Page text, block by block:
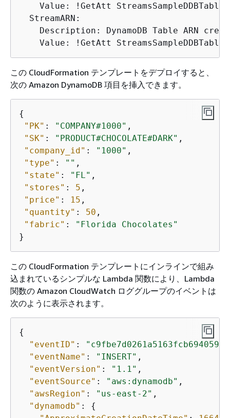
Value: !GetAtt
  StreamARN:
Description: DynamoDB Table ARN
Value: !GetAtt
この CloudFormation テンプレートをデプロイすると、
次の Amazon DynamoDB 項目を挿入できます。
{
"PK" : "COMPANY#1000" ,
"SK" : "PRODUCT#CHOCOLATE#DARK" ,
"company_id" : "1000" ,
"type" : "" ,
"state" : "FL" ,
"stores" : 5 ,
"price" : 15 ,
"quantity" : 50 ,
"fabric" :
"Florida Chocolates"
}
この CloudFormation テンプレートにインラインで組み
込まれているシンプルな Lambda 関数により、Lambda
関数の Amazon CloudWatch ロググループのイベントは
次のように表示されます。
{
"eventID" :
"eventName" : "INSERT" ,
"eventVersion" : "1.1" ,
"eventSource" : "aws:dynamodb" ,
"awsRegion" : "us-east-2" ,
"dynamodb" : {